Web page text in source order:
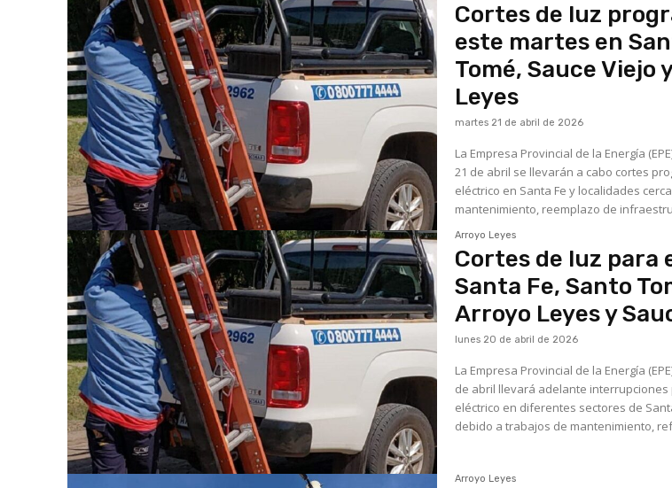
Cortes de luz
este martes en
Tomé, Sauce Viejo
Leyes
martes 21 de abril de 2026
La Empresa Provincial de la Energía
21 de abril se llevarán a cabo cortes
eléctrico en Santa Fe y localidades
mantenimiento, reemplazo de
Arroyo Leyes
Cortes de luz para
Santa Fe, Santo
Arroyo Leyes y
lunes 20 de abril de 2026
La Empresa Provincial de la Energía
de abril llevará adelante
eléctrico en diferentes sectores de
debido a trabajos de mantenimiento,
Arroyo Leyes